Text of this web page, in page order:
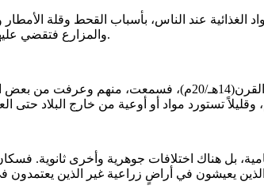
والمزارع فتقضي عليها، ويحل الفقر والجوع والمرض بالناس.